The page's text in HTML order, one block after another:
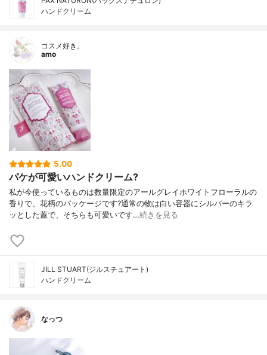
ハンドクリーム
コスメ好き。
amo
5.00
パケが可愛いハンドクリーム?
私が今使っているものは数量限定のアールグレイホワイトフローラルの
香りで、花柄のパッケージです?通常の物は白い容器にシルバーのキラ
ッとした蓋で、そちらも可愛いです…続きを見る
JILL STUART(ジルスチュアート)
ハンドクリーム
なっつ